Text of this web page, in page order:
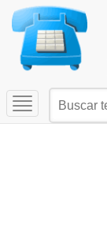
Toggle
navigation